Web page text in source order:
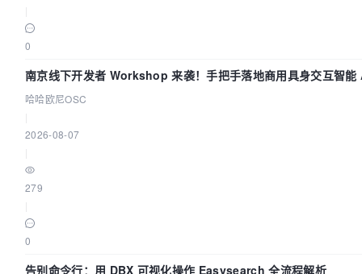
0
南京线下开发者 Workshop 来袭！手把手落地商用具身交互智
哈哈欧尼OSC
2026-08-07
279
0
告别命令行：用 DBX 可视化操作 Easysearch 全流程解析